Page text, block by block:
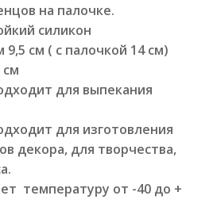
на палочке.
силикон
см ( с палочкой 14 см)
для выпекания
для изготовления
декора, для творчества,
температуру от -40 до +